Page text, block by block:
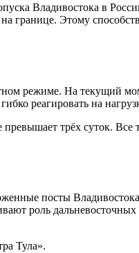
Владивостока в
границе. Этому
режиме. На текущий
реагировать на
трёх суток.
посты
роль дальневосточных
Тула».